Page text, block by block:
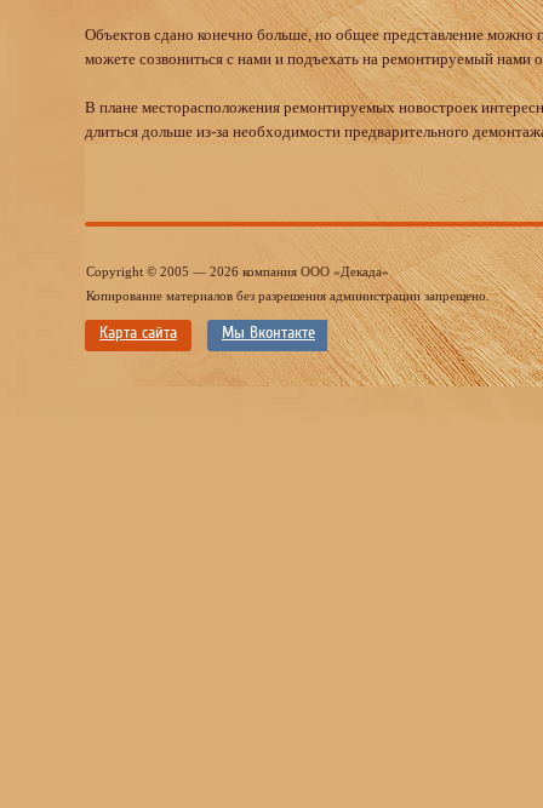
Объектов сдано конечно больше, но общее представление можно
можете созвониться с нами и подъехать на ремонтируемый нами
В плане месторасположения ремонтируемых новостроек
длиться дольше из-за необходимости предварительного
Copyright © 2005 — 2026 компания ООО «Декада»
Копирование материалов без разрешения администрации запрещено.
Карта сайта Мы Вконтакте